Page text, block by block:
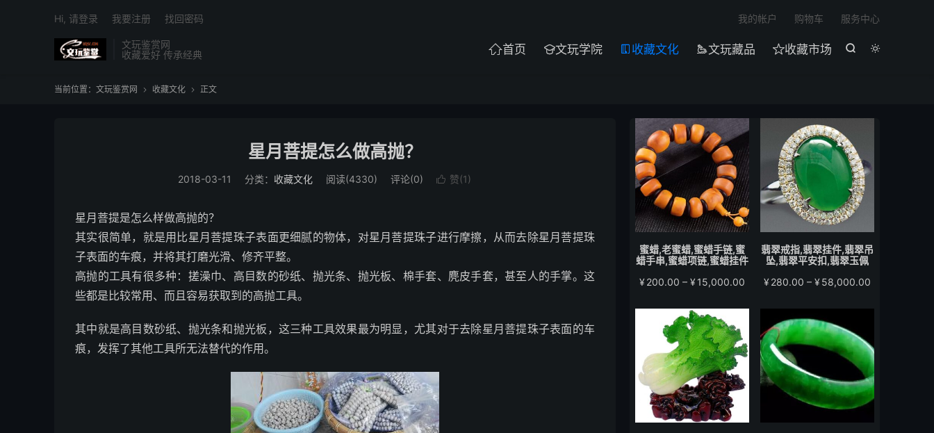
文玩鉴赏网
收藏爱好 传承经典


首页 文玩学院  收藏文化 文玩藏品 收藏市场
我的帐户 购物车 服务中心
Hi, 请登录 我要注册 找回密码
当前位置： 文玩鉴赏网  收藏文化  正文
星月菩提怎么做高抛？
2018-03-11 分类： 收藏文化 阅读(4330) 评论(0)  赞(1)
星月菩提是怎么样做高抛的？
其实很简单，就是用比星月菩提珠子表面更细腻的物体，对星月菩提珠子进行摩擦，从而去除星月菩提珠
子表面的车痕，并将其打磨光滑、修齐平整。
高抛的工具有很多种：搓澡巾、高目数的砂纸、抛光条、抛光板、棉手套、麂皮手套，甚至人的手掌。这
些都是比较常用、而且容易获取到的高抛工具。
其中就是高目数砂纸、抛光条和抛光板，这三种工具效果最为明显，尤其对于去除星月菩提珠子表面的车
痕，发挥了其他工具所无法替代的作用。
蜜蜡,老蜜蜡,蜜蜡手链,蜜
蜡手串,蜜蜡项链,蜜蜡挂件
¥200.00 – ¥15,000.00
范
¥200.00
至
¥15,000.00
翡翠戒指,翡翠挂件,翡翠吊
坠,翡翠平安扣,翡翠玉佩
¥280.00 – ¥58,000.00
范
至
¥58,000.00